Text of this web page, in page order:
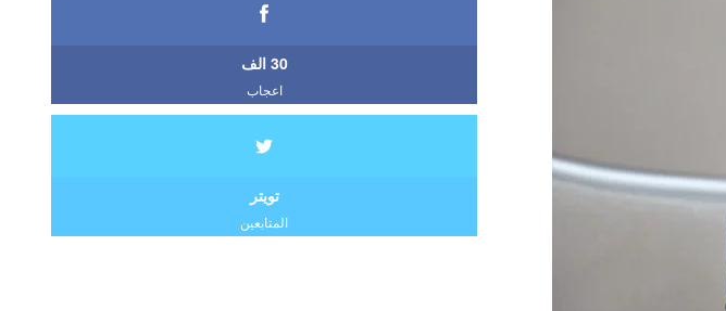
30 الف
اعجاب
تويتر
المتابعين